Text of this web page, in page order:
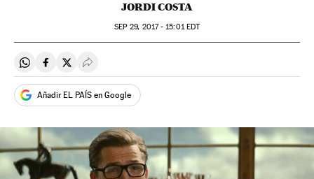
JORDI COSTA
SEP 29, 2017 - 15:01EDT
Compartir en Whatsapp
Compartir en Facebook
Compartir en Twitter
Desplegar Redes Sociales
Añadir EL PAÍS en Google